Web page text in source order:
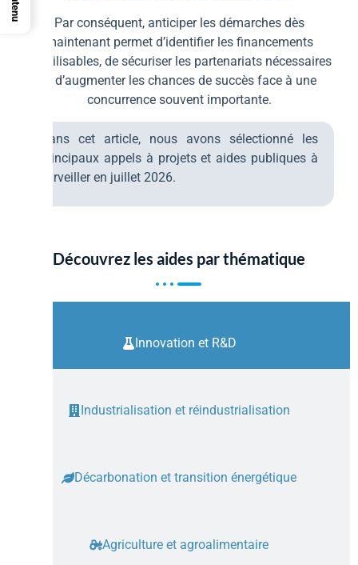
Par conséquent, anticiper les démarches dès
maintenant permet d’identifier les financements
mobilisables, de sécuriser les partenariats nécessaires
et d’augmenter les chances de succès face à une
concurrence souvent importante.
Dans cet article, nous avons sélectionné les
principaux appels à projets et aides publiques à
surveiller en juillet 2026.
Découvrez les aides par thématique
Innovation et R&D
Industrialisation et réindustrialisation
Décarbonation et transition énergétique
Agriculture et agroalimentaire